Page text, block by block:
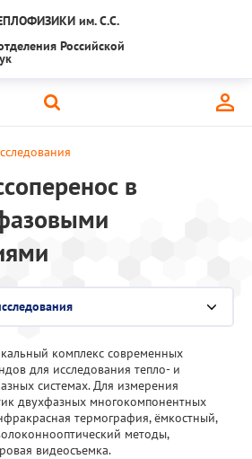
им. С.С.
Российской
в
"Наука и университеты"
комплекс современных
для исследования тепло- и
системах. Для измерения
двухфазных многокомпонентных
термография, ёмкостный,
методы,
видеосъемка.